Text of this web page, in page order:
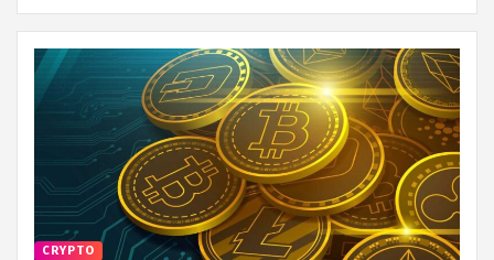
CRYPTO